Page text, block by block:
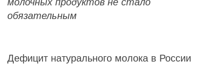
обязательным
Дефицит натурального молока в России